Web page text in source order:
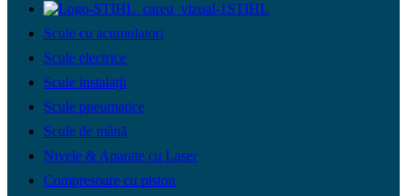
STIHL
Scule cu acumulatori
Scule electrice
Scule instalații
Scule pneumatice
Scule de mână
Nivele & Aparate cu Laser
Compresoare cu piston